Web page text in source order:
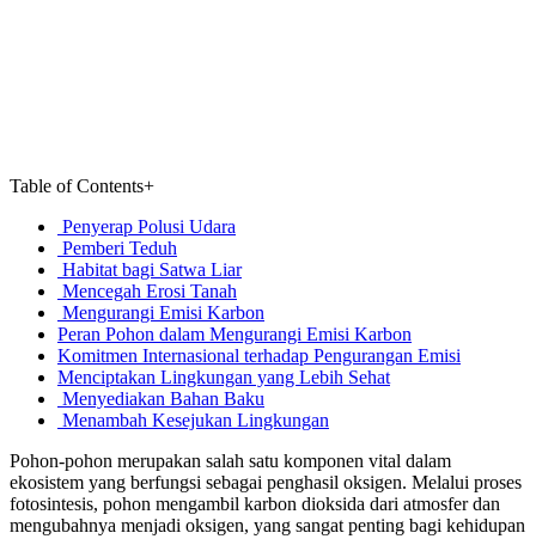
Table of Contents+
Penyerap Polusi Udara
Pemberi Teduh
Habitat bagi Satwa Liar
Mencegah Erosi Tanah
Mengurangi Emisi Karbon
Peran Pohon dalam Mengurangi Emisi Karbon
Komitmen Internasional terhadap Pengurangan Emisi
Menciptakan Lingkungan yang Lebih Sehat
Menyediakan Bahan Baku
Menambah Kesejukan Lingkungan
Pohon-pohon merupakan salah satu komponen vital dalam
ekosistem yang berfungsi sebagai penghasil oksigen. Melalui proses
fotosintesis, pohon mengambil karbon dioksida dari atmosfer dan
mengubahnya menjadi oksigen, yang sangat penting bagi kehidupan